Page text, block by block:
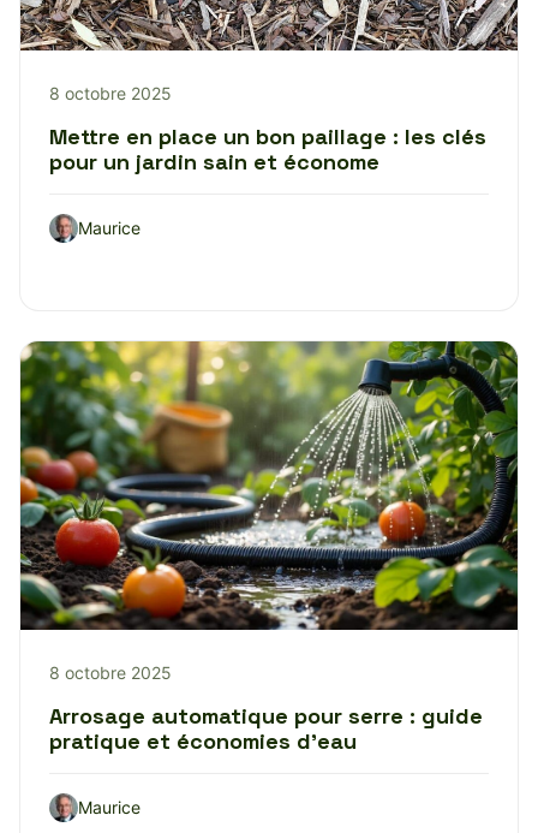
8 octobre 2025
Mettre en place un bon paillage : les clés
pour un jardin sain et économe
Maurice
8 octobre 2025
Arrosage automatique pour serre : guide
pratique et économies d’eau
Maurice